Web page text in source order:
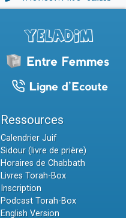
Ressources
Calendrier Juif
Sidour (livre de prière)
Horaires de Chabbath
Livres Torah-Box
Inscription
Podcast Torah-Box
English Version